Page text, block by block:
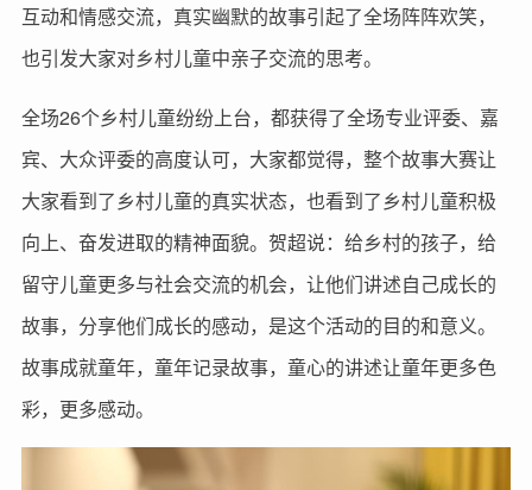
互动和情感交流，真实幽默的故事引起了全场阵阵欢笑，
也引发大家对乡村儿童中亲子交流的思考。
全场26个乡村儿童纷纷上台，都获得了全场专业评委、嘉
宾、大众评委的高度认可，大家都觉得，整个故事大赛让
大家看到了乡村儿童的真实状态，也看到了乡村儿童积极
向上、奋发进取的精神面貌。贺超说：给乡村的孩子，给
留守儿童更多与社会交流的机会，让他们讲述自己成长的
故事，分享他们成长的感动，是这个活动的目的和意义。
故事成就童年，童年记录故事，童心的讲述让童年更多色
彩，更多感动。